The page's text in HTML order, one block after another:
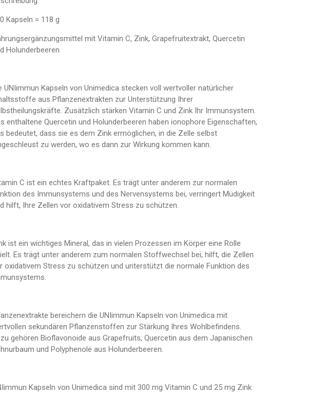
Kapseln = 118 g
mit Vitamin C, Zink, Grapefruitextrakt, Quercetin
Holunderbeeren
UNIimmun Kapseln von Unimedica stecken voll wertvoller natürlicher
aus Pflanzenextrakten zur Unterstützung Ihrer
Zusätzlich stärken Vitamin C und Zink Ihr Immunsystem.
enthaltene Quercetin und Holunderbeeren haben ionophore Eigenschaften,
bedeutet, dass sie es dem Zink ermöglichen, in die Zelle selbst
zu werden, wo es dann zur Wirkung kommen kann.
C ist ein echtes Kraftpaket. Es trägt unter anderem zur normalen
des Immunsystems und des Nervensystems bei, verringert Müdigkeit
hilft, Ihre Zellen vor oxidativem Stress zu schützen.
ist ein wichtiges Mineral, das in vielen Prozessen im Körper eine Rolle
Es trägt unter anderem zum normalen Stoffwechsel bei, hilft, die Zellen
oxidativem Stress zu schützen und unterstützt die normale Funktion des
bereichern die UNIimmun Kapseln von Unimedica mit
sekundären Pflanzenstoffen zur Stärkung Ihres Wohlbefindens.
gehören Bioflavonoide aus Grapefruits, Quercetin aus dem Japanischen
und Polyphenole aus Holunderbeeren.
Kapseln von Unimedica sind mit 300 mg Vitamin C und 25 mg Zink